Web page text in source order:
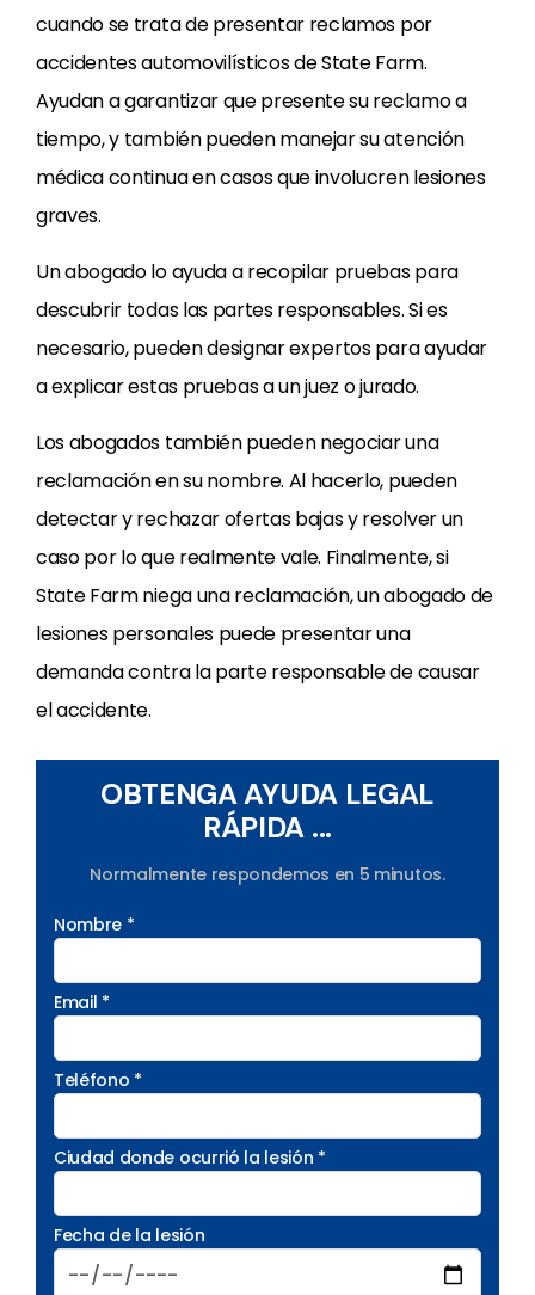
cuando se trata de presentar reclamos por
accidentes automovilísticos de State Farm.
Ayudan a garantizar que presente su reclamo a
tiempo, y también pueden manejar su atención
médica continua en casos que involucren lesiones
graves.
Un abogado lo ayuda a recopilar pruebas para
descubrir todas las partes responsables. Si es
necesario, pueden designar expertos para ayudar
a explicar estas pruebas a un juez o jurado.
Los abogados también pueden negociar una
reclamación en su nombre. Al hacerlo, pueden
detectar y rechazar ofertas bajas y resolver un
caso por lo que realmente vale. Finalmente, si
State Farm niega una reclamación, un abogado de
lesiones personales puede presentar una
demanda contra la parte responsable de causar
el accidente.
OBTENGA AYUDA LEGAL
RÁPIDA ...
Normalmente respondemos en 5 minutos.
Nombre *
Email *
Teléfono *
Ciudad donde ocurrió la lesión *
Fecha de la lesión